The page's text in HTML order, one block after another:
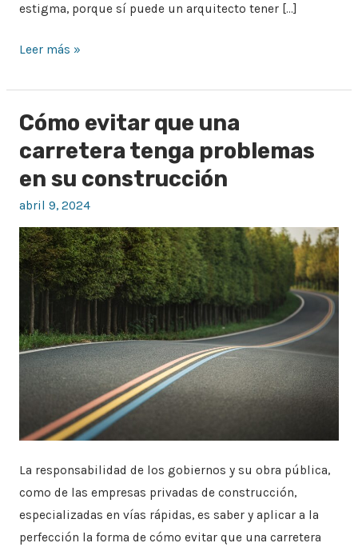
estigma, porque sí puede un arquitecto tener […]
Leer más »
Cómo evitar que una
carretera tenga problemas
en su construcción
abril 9, 2024
La responsabilidad de los gobiernos y su obra pública,
como de las empresas privadas de construcción,
especializadas en vías rápidas, es saber y aplicar a la
perfección la forma de cómo evitar que una carretera
Cómo
una
carretera
tenga
problemas
en
construcción